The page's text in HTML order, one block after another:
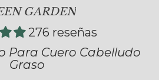
GARDEN
276 reseñas
Para Cuero Cabelludo
Graso